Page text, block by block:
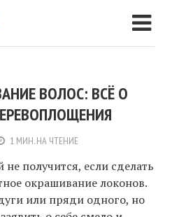
ВОЛОС: ВСЁ О
1 МИН. НА ЧТЕНИЕ
не получится, если сделать
окрашивание локонов.
или пряди одного, но